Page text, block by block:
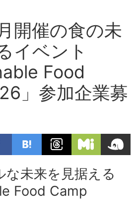
開催の食の未
イベント
Food
」参加企業募
な未来を見据える
Food Camp